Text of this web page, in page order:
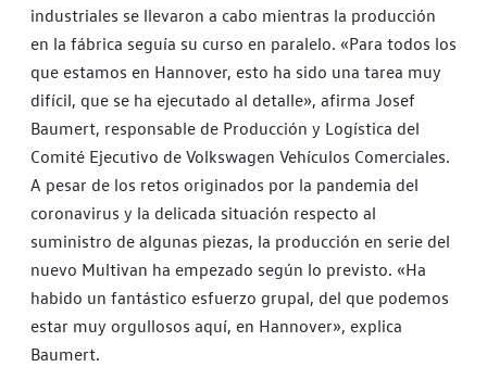
industriales se llevaron a cabo mientras la producción
en la fábrica seguía su curso en paralelo. «Para todos los
que estamos en Hannover, esto ha sido una tarea muy
difícil, que se ha ejecutado al detalle», afirma Josef
Baumert, responsable de Producción y Logística del
Comité Ejecutivo de Volkswagen Vehículos Comerciales.
A pesar de los retos originados por la pandemia del
coronavirus y la delicada situación respecto al
suministro de algunas piezas, la producción en serie del
nuevo Multivan ha empezado según lo previsto. «Ha
habido un fantástico esfuerzo grupal, del que podemos
estar muy orgullosos aquí, en Hannover», explica
Baumert.